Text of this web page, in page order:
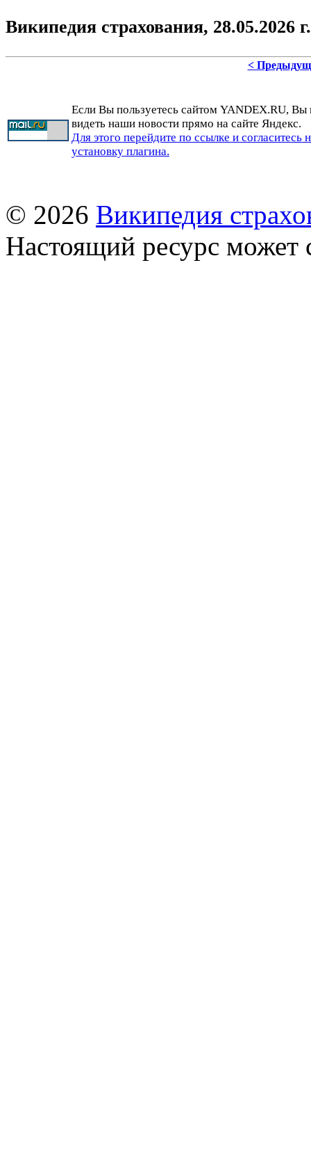
Википедия страхования, 28.05.2026 г.
<
Если Вы пользуетесь сайтом YANDEX.RU, Вы
видеть наши новости прямо на сайте Яндекс.
Для этого перейдите по ссылке и согласитесь
установку плагина.
© 2026 Википедия
Настоящий ресурс может